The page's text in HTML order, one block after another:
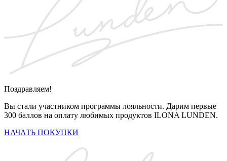
Поздравляем!
Вы стали участником программы лояльности. Дарим первые
300 баллов на оплату любимых продуктов ILONA LUNDEN.
НАЧАТЬ ПОКУПКИ